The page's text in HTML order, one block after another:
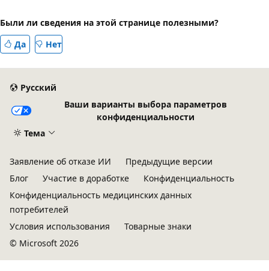
Были ли сведения на этой странице полезными?
Да
Нет
Русский
Ваши варианты выбора параметров
конфиденциальности
Тема
Заявление об отказе ИИ
Предыдущие версии
Блог
Участие в доработке
Конфиденциальность
Конфиденциальность медицинских данных
потребителей
Условия использования
Товарные знаки
© Microsoft 2026